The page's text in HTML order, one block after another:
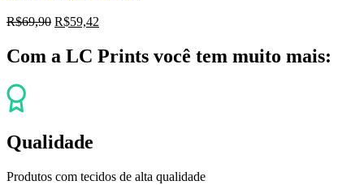
R$69,90 R$59,42
Com a LC Prints você tem muito mais:
Qualidade
Produtos com tecidos de alta qualidade